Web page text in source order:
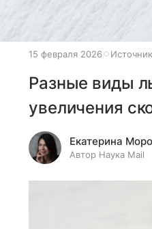
15 февраля 2026
Разные виды
увеличения
Екатерина
Автор Наука Mail